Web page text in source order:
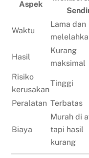
Aspek
Waktu
Lama dan
Hasil
Kurang
maksimal
Risiko
kerusakan
Tinggi
Peralatan Terbatas
Biaya
Murah di
tapi hasil
kurang